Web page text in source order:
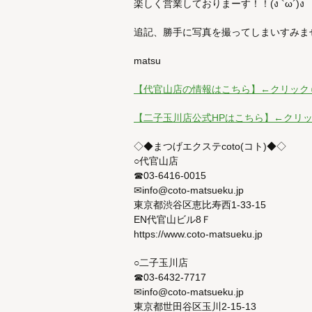
楽しく営業しておりまーす！！(ง `ω´)ง
matsu
【代官山店の情報はこちら】←クリッ
【二子玉川店公式HPはこちら】←クリ
◇◆まつげエクステcoto(コト)◆◇
○代官山店
☎03-6416-0015
✉info@coto-matsueku.jp
東京都渋谷区恵比寿西1-33-15
EN代官山ビル8Ｆ
https://www.coto-matsueku.jp
○二子玉川店
☎03-6432-7717
✉info@coto-matsueku.jp
東京都世田谷区玉川2-15-13